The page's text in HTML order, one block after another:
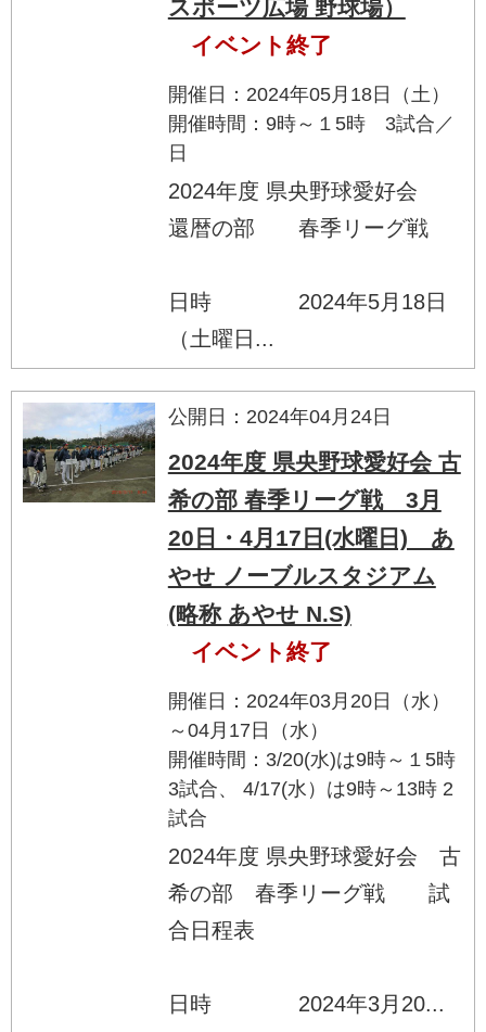
スポーツ広場 野球場）
イベント終了
開催日：2024年05月18日（土）
開催時間：9時～１5時 3試合／
日
2024年度 県央野球愛好会
還暦の部 春季リーグ戦
日時 2024年5月18日
（土曜日...
公開日：2024年04月24日
2024年度 県央野球愛好会 古
希の部 春季リーグ戦 3月
20日・4月17日(水曜日) あ
やせ ノーブルスタジアム
(略称 あやせ N.S)
イベント終了
開催日：2024年03月20日（水）
～04月17日（水）
開催時間：3/20(水)は9時～１5時
3試合、 4/17(水）は9時～13時 2
試合
2024年度 県央野球愛好会 古
希の部 春季リーグ戦 試
合日程表
日時 2024年3月20...